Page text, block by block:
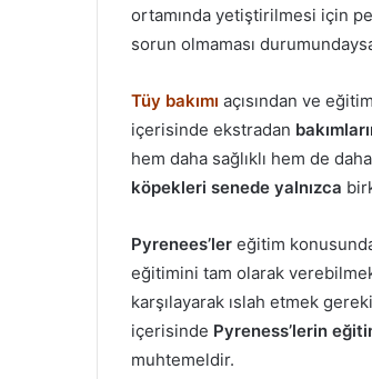
ortamında yetiştirilmesi için
sorun olmaması
Tüy bakımı açısından ve
içerisinde ekstradan
hem daha sağlıklı hem de
köpekleri senede yalnızca
Pyrenees’ler eğitim
eğitimini tam olarak
karşılayarak ıslah etmek
içerisinde Pyreness’lerin
muhtemeldir.